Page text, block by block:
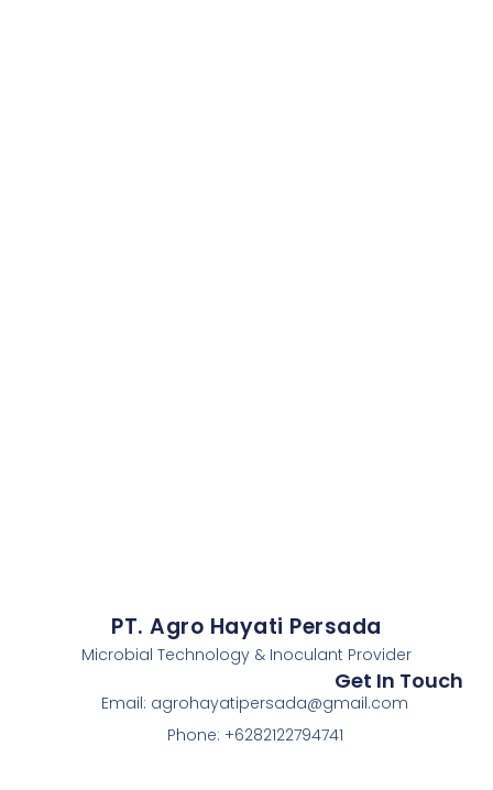
PT. Agro Hayati Persada
Microbial Technology & Inoculant Provider
Get In Touch
Email: agrohayatipersada@gmail.com
Phone: +6282122794741